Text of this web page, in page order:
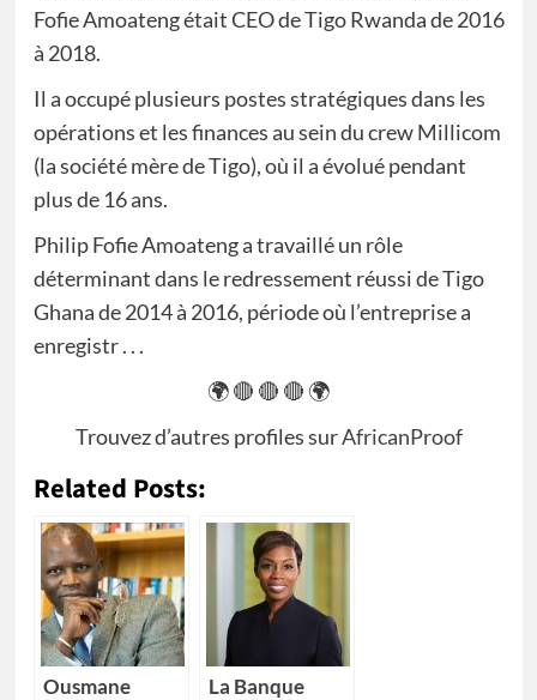
Fofie Amoateng était CEO de Tigo Rwanda de 2016
à 2018.
Il a occupé plusieurs postes stratégiques dans les
opérations et les finances au sein du crew Millicom
(la société mère de Tigo), où il a évolué pendant
plus de 16 ans.
Philip Fofie Amoateng a travaillé un rôle
déterminant dans le redressement réussi de Tigo
Ghana de 2014 à 2016, période où l’entreprise a
enregistr . . .
🌍 🔴 🔴 🔴 🌍
Trouvez d’autres profiles surAfricanProof
Related Posts:
Ousmane
La Banque